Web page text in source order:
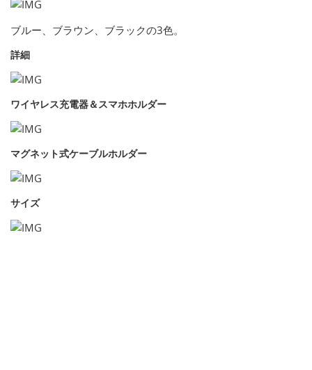
ブルー、ブラウン、ブラックの3色。
詳細
ワイヤレス充電器＆スマホホルダー
マグネット式ケーブルホルダー
サイズ